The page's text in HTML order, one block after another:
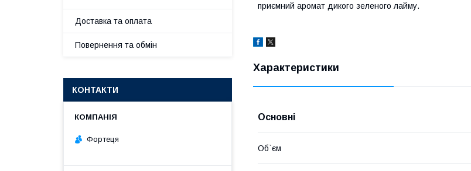
приємний аромат дикого зеленого лайму.
Характеристики
Основні
Об`єм
Доставка та оплата
Повернення та обмін
КОНТАКТИ
Фортеця